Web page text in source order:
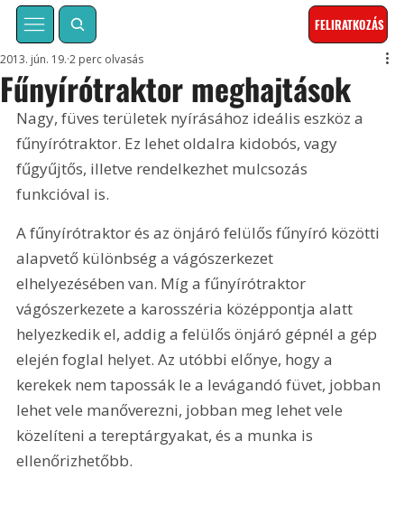
FELIRATKOZÁS
Fűnyírótraktor meghajtások
2013. jún. 19. 2 perc olvasás
Nagy, füves területek nyírásához ideális eszköz a
fűnyírótraktor. Ez lehet oldalra kidobós, vagy
fűgyűjtős, illetve rendelkezhet mulcsozás
funkcióval is.
A fűnyírótraktor és az önjáró felülős fűnyíró közötti
alapvető különbség a vágószerkezet
elhelyezésében van. Míg a fűnyírótraktor
vágószerkezete a karosszéria középpontja alatt
helyezkedik el, addig a felülős önjáró gépnél a gép
elején foglal helyet. Az utóbbi előnye, hogy a
kerekek nem tapossák le a levágandó füvet, jobban
lehet vele manőverezni, jobban meg lehet vele
közelíteni a tereptárgyakat, és a munka is
ellenőrizhetőbb.